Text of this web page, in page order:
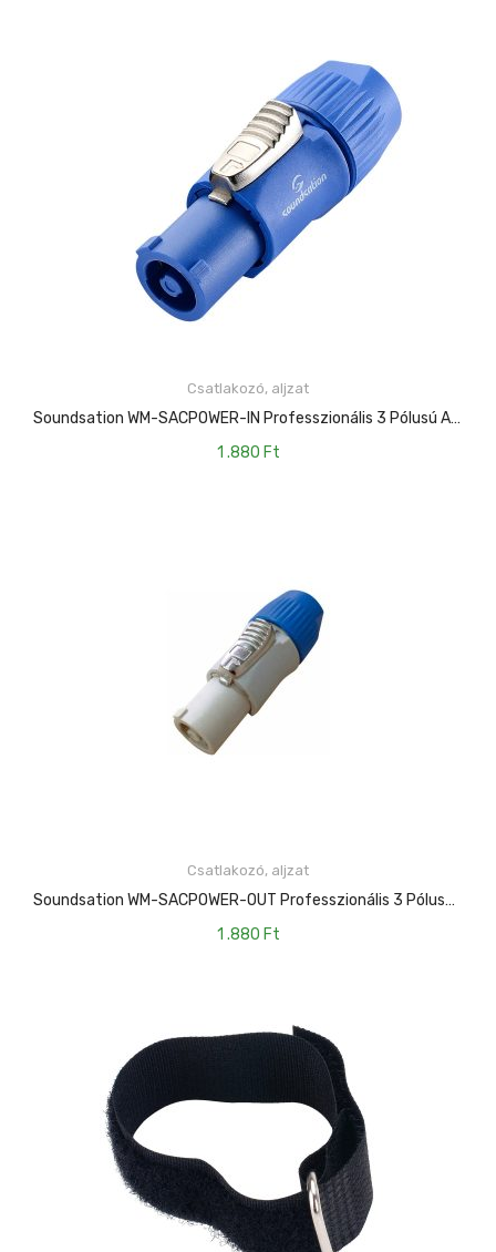
Csatlakozó, aljzat
Soundsation WM-SACPOWER-IN Professzionális 3 Pólusú AC Powercon Csatlakozó
1 .880 Ft
Csatlakozó, aljzat
Soundsation WM-SACPOWER-OUT Professzionális 3 Pólusú AC Powercon Csatlakozó
1 .880 Ft
KOSÁRBA TESZEM